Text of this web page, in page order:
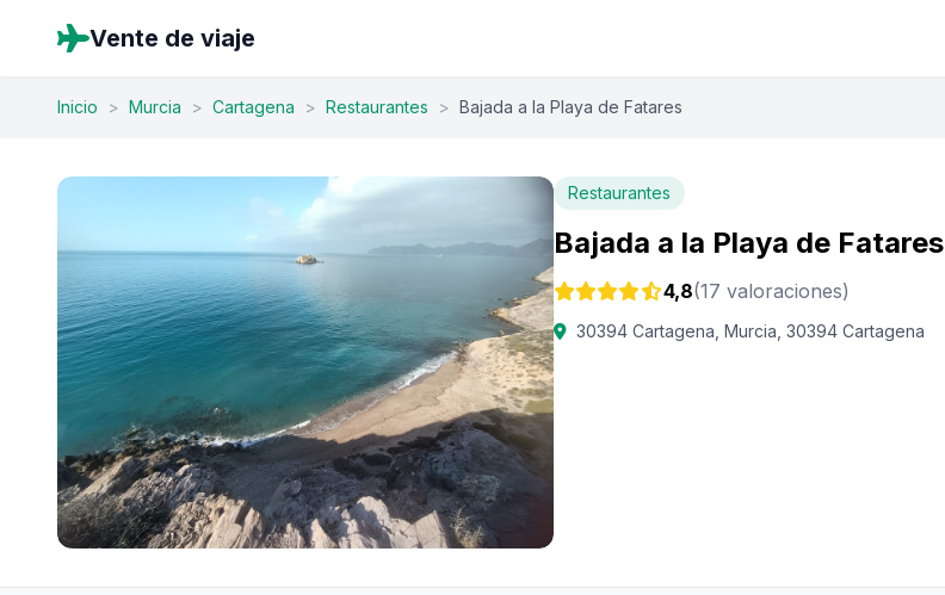
Vente de viaje
Inicio > Murcia > Cartagena > Restaurantes > Bajada a la Playa de Fatares
Restaurantes
Bajada a la Playa de Fatares
4,8(17 valoraciones)
30394 Cartagena, Murcia, 30394 Cartagena